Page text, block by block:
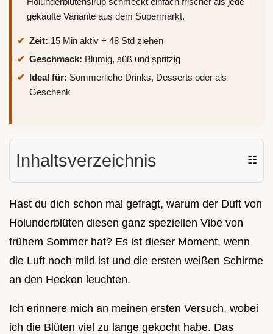
gekaufte Variante aus dem Supermarkt.
Zeit: 15 Min aktiv + 48 Std ziehen
Geschmack: Blumig, süß und spritzig
Ideal für: Sommerliche Drinks, Desserts oder als
Geschenk
Inhaltsverzeichnis ☷
Hast du dich schon mal gefragt, warum der Duft von
Holunderblüten diesen ganz speziellen Vibe von
frühem Sommer hat? Es ist dieser Moment, wenn
die Luft noch mild ist und die ersten weißen Schirme
an den Hecken leuchten.
Ich erinnere mich an meinen ersten Versuch, wobei
ich die Blüten viel zu lange gekocht habe. Das